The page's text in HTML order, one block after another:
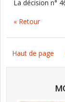
La décision n°
« Retour
Haut de page